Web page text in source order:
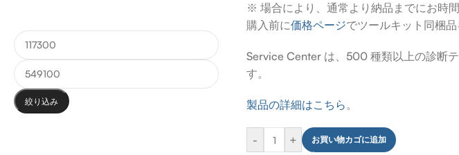
絞り込み
※ 場合により、通常より納品までにお時
購入前に価格ページでツールキット同梱品
Service Center は、500 種類以上の診断
す。
製品の詳細はこちら。
- + お買い物カゴに追加